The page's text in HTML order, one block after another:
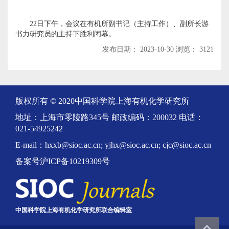
22 日下午，会议在有机所副书记（主持工作）、副所长游
书力研究员的主持下胜利闭幕。
发布日期： 2023-10-30 浏览： 3121
版权所有 © 2020中国科学院上海有机化学研究所
地址：上海市零陵路345号 邮政编码：200032 电话：
021-54925242
E-mail：hxxb@sioc.ac.cn; yjhx@sioc.ac.cn; cjc@sioc.ac.cn
备案号沪ICP备10219309号
中国科学院上海有机化学研究所联合编辑室